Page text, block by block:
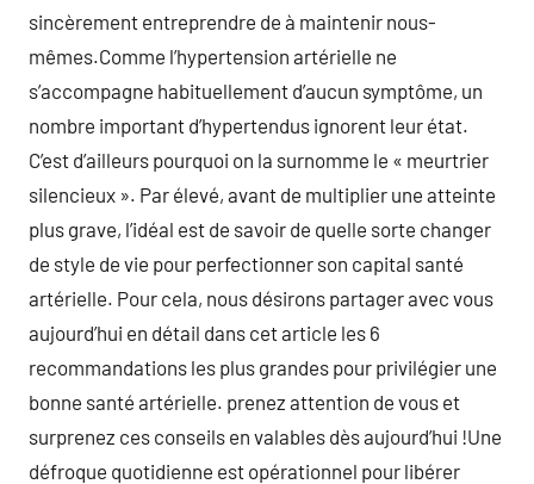
sincèrement entreprendre de à maintenir nous-
mêmes.Comme l’hypertension artérielle ne
s’accompagne habituellement d’aucun symptôme, un
nombre important d’hypertendus ignorent leur état.
C’est d’ailleurs pourquoi on la surnomme le « meurtrier
silencieux ». Par élevé, avant de multiplier une atteinte
plus grave, l’idéal est de savoir de quelle sorte changer
de style de vie pour perfectionner son capital santé
artérielle. Pour cela, nous désirons partager avec vous
aujourd’hui en détail dans cet article les 6
recommandations les plus grandes pour privilégier une
bonne santé artérielle. prenez attention de vous et
surprenez ces conseils en valables dès aujourd’hui !Une
défroque quotidienne est opérationnel pour libérer